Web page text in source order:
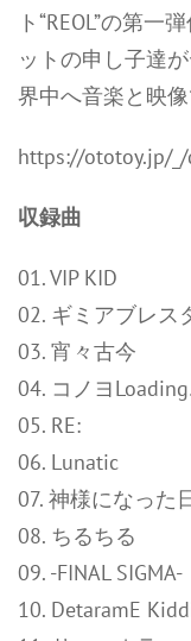
ト“REOL”の第一
ットの申し子達
界中へ音楽と映
https://ototoy.jp/
収録曲
01. VIP KID
02. ギミアブレス
03. 宵々古今
04. コノヨ
05. RE:
06. Lunatic
07. 神様になった
08. ちるちる
09. -FINAL SIGMA-
10. DetaramE